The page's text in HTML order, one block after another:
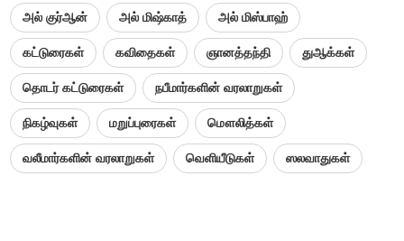
அல் குர்ஆன் அல் மிஷ்காத் அல் மிஸ்பாஹ்
கட்டுரைகள் கவிதைகள் ஞானத்தந்தி துஆக்கள்
தொடர் கட்டுரைகள் நபீமார்களின் வரலாறுகள்
நிகழ்வுகள் மறுப்புரைகள் மௌலித்கள்
வலீமார்களின் வரலாறுகள் வெளியீடுகள் ஸலவாதுகள்